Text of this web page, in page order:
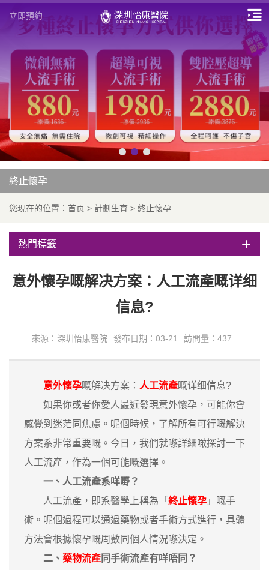
立即預約
終止懷孕
您現在的位置： 首页 > 計劃生育 > 終止懷孕
熱門標籤
意外懷孕嘅解决方案：人工流產嘅详细
信息?
來源：深圳怡康醫院 發布日期：03-21 訪問量：437
意外懷孕嘅解决方案： 人工流產嘅详细信息?
如果你或者你愛人最近發現意外懷孕，可能你會
感覺到迷茫同焦慮。呢個時候，了解所有可行嘅解決
方案系非常重要嘅。今日，我們就嚟詳細噉探討一下
人工流產，作為一個可能嘅選擇。
一、人工流產系咩嘢？
人工流產，即系醫學上稱為「 終止懷孕 」嘅手
術。呢個過程可以通過藥物或者手術方式進行，具體
方法會根據懷孕嘅周數同個人情況嚟決定。
二、 藥物流產 同手術流產有咩唔同？